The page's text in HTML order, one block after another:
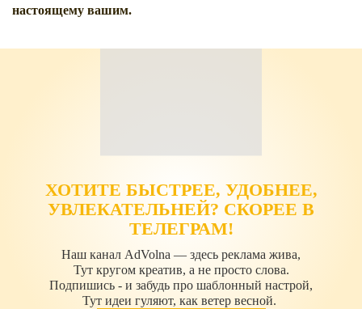
настоящему вашим.
ХОТИТЕ БЫСТРЕЕ, УДОБНЕЕ,
УВЛЕКАТЕЛЬНЕЙ? СКОРЕЕ В
ТЕЛЕГРАМ!
Наш канал AdVolna — здесь реклама жива,
Тут кругом креатив, а не просто слова.
Подпишись - и забудь про шаблонный настрой,
Тут идеи гуляют, как ветер весной.